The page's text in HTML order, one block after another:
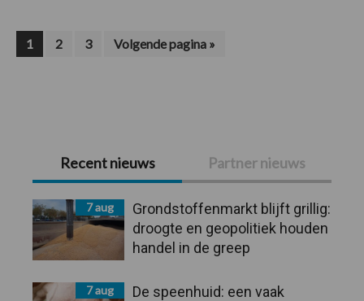
Pagina
1 Pagina
2 Pagina
3
Ga
naar
Volgende pagina »
Primaire
Sidebar
Recent nieuws Partner nieuws
7 aug
Grondstoffenmarkt blijft grillig:
droogte en geopolitiek houden
handel in de greep
7 aug
De speenhuid: een vaak